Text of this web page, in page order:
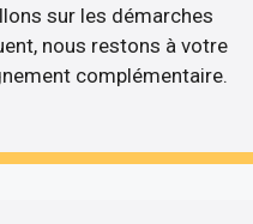
sur les démarches
nous restons à votre
complémentaire.